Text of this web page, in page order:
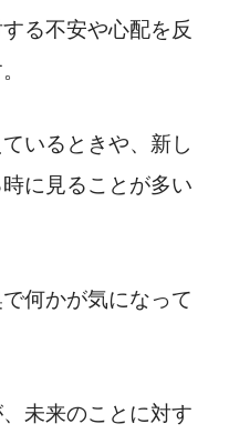
る不安や心配を反
いるときや、新し
に見ることが多い
何かが気になって
未来のことに対す